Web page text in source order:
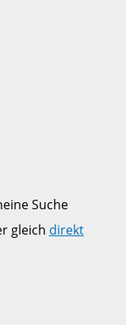
Suche
gleich direkt